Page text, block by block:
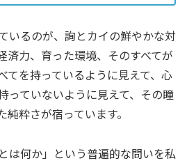
いるのが、詢とカイの鮮やかな対
済力、育った環境、そのすべてが
てを持っているように見えて、心
っていないように見えて、その瞳
粋さが宿っています。
は何か」という普遍的な問いを私